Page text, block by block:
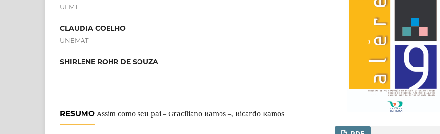
UFMT
CLAUDIA COELHO
UNEMAT
SHIRLENE ROHR DE SOUZA
RESUMO Assim como seu pai – Graciliano Ramos –, Ricardo Ramos